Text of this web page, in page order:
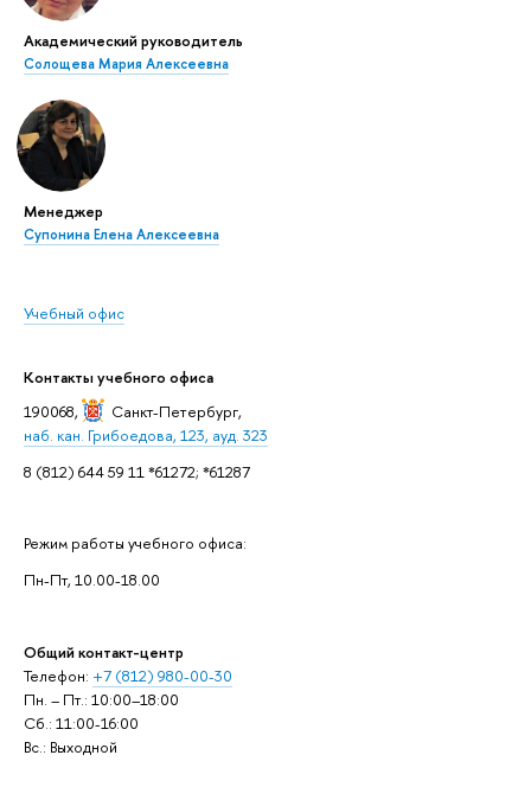
Академический руководитель
Солощева Мария Алексеевна
Менеджер
Супонина Елена Алексеевна
Учебный офис
Контакты учебного офиса
190068,
Санкт-Петербург,
наб. кан. Грибоедова, 123, ауд. 323
8 (812) 644 59 11 *61272; *61287
Режим работы учебного офиса:
Пн-Пт, 10.00-18.00
Общий контакт-центр
Телефон: +7 (812) 980-00-30
Пн. – Пт.: 10:00–18:00
Сб.: 11:00-16:00
Вс.: Выходной